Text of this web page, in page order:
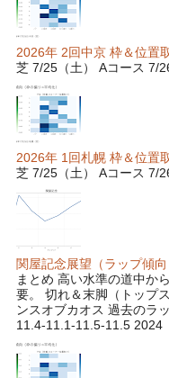
2026年 2回中京 枠＆位置
芝 7/25（土） Aコース 7/
2026年 1回札幌 枠＆位置
芝 7/25（土） Aコース 7/
関屋記念展望（ラップ傾
まとめ 高い水準の道中か
要。 切れ＆末脚（トップ
ンスオブカオス 過去の
11.4-11.1-11.5-11.5 2024